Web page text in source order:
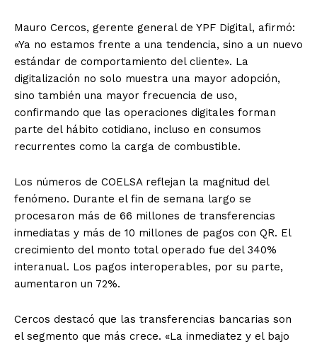
Mauro Cercos, gerente general de YPF Digital, afirmó:
«Ya no estamos frente a una tendencia, sino a un nuevo
estándar de comportamiento del cliente». La
digitalización no solo muestra una mayor adopción,
sino también una mayor frecuencia de uso,
confirmando que las operaciones digitales forman
parte del hábito cotidiano, incluso en consumos
recurrentes como la carga de combustible.
Los números de COELSA reflejan la magnitud del
fenómeno. Durante el fin de semana largo se
procesaron más de 66 millones de transferencias
inmediatas y más de 10 millones de pagos con QR. El
crecimiento del monto total operado fue del 340%
interanual. Los pagos interoperables, por su parte,
aumentaron un 72%.
Cercos destacó que las transferencias bancarias son
el segmento que más crece. «La inmediatez y el bajo